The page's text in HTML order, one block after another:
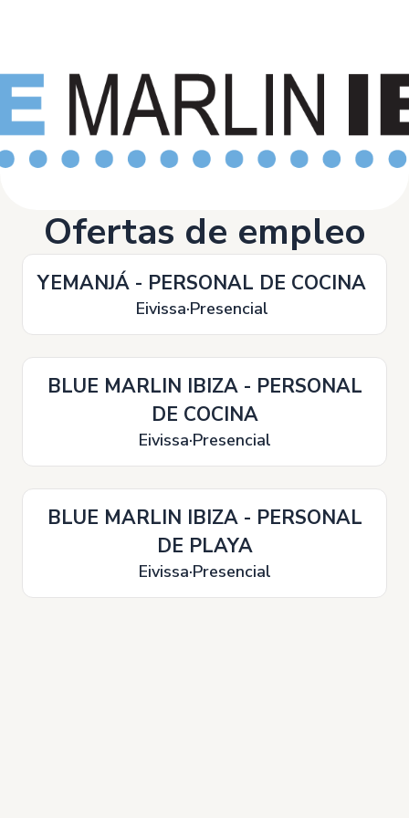
Ofertas de empleo
YEMANJÁ - PERSONAL DE COCINA
Eivissa Presencial
BLUE MARLIN IBIZA - PERSONAL
DE COCINA
Eivissa Presencial
BLUE MARLIN IBIZA - PERSONAL
DE PLAYA
Eivissa Presencial